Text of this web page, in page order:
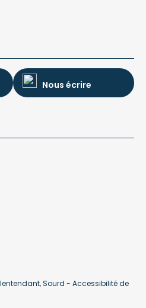
Nous écrire
Sourd - Accessibilité de